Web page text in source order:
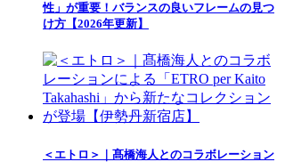
性」が重要！バランスの良いフレームの見つ
け方【2026年更新】
＜エトロ＞｜髙橋海人とのコラボレーション